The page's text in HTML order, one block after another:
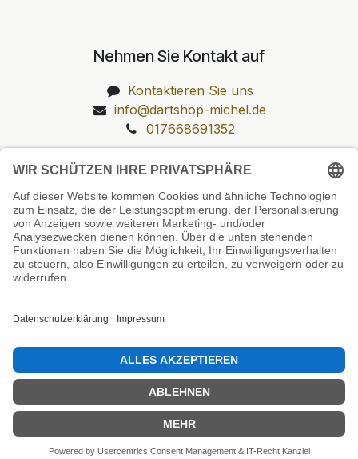
Nehmen Sie Kontakt auf
Kontaktieren Sie uns
info@dartshop-michel.de
017668691352
Unsere Prüfsiegel